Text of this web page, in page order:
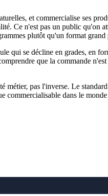
et commercialise ses
Ce n'est pas un public qu'on
plutôt qu'un format grand
qui se décline en grades, en
que la commande
pas l'inverse. Le
commercialisable dans le monde